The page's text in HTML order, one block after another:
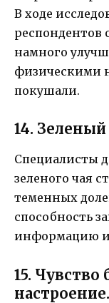
В ходе
респондентов
намного
физическими
покушали.
14.
Специалисты
зеленого чая
теменных
способность
информацию
15. Чувство
настроение.